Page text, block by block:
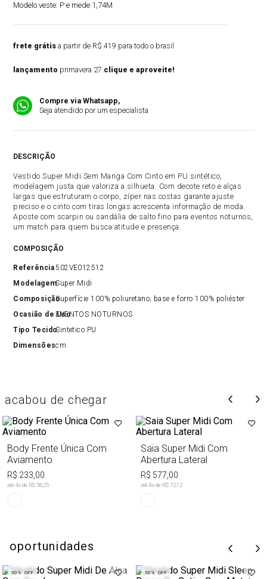
Modelo veste: P e mede 1,74M
frete grátis a partir de R$ 419 para todo o brasil
lançamento primavera 27.clique e aproveite!
Compre via Whatsapp,
Seja atendido por um especialista
DESCRIÇÃO
Vestido Super Midi Sem Manga Com Cinto em PU sintético,
modelagem justa que valoriza a silhueta. Com decote reto e alças
largas que estruturam o corpo, zíper nas costas garante ajuste
preciso e o cinto com tiras longas acrescenta informação de moda.
Aposte com scarpin ou sandália de salto fino para eventos noturnos,
um match para quem busca atitude e presença.
COMPOSIÇÃO
Referência502VE012512
ModelagemSuper Midi
ComposiçãoSuperfície 100% poliuretano; base e forro 100% poliéster
Ocasião de UsoEVENTOS NOTURNOS
Tipo TecidoSintetico PU
Dimensõescm
acabou de chegar
Body Frente Única Com
Aviamento
R$ 233,00
até 4x de R$ 58,25
Saia Super Midi Com
Abertura Lateral
R$ 577,00
até 8x de R$ 72,12
oportunidades
50% OFF 50% OFF